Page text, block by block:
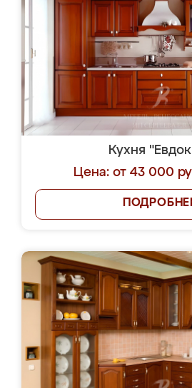
Кухня
Цена: от 43 000